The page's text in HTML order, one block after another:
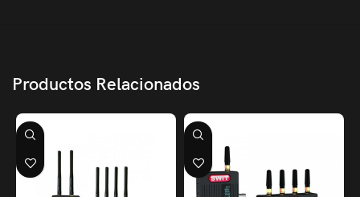
Productos Relacionados